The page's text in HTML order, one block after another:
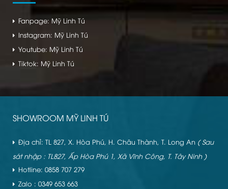
Fanpage: Mỹ Linh Tú
Instagram: Mỹ Linh Tú
Youtube: Mỹ Linh Tú
Tiktok: Mỹ Linh Tú
SHOWROOM MỸ LINH TÚ
Địa chỉ: TL 827, X. Hòa Phú, H. Châu Thành, T. Long An ( Sau
sát nhập : TL827, Ấp Hòa Phú 1, Xã Vĩnh Công, T. Tây Ninh )
Hotline: 0858 707 279
Zalo : 0349 653 663